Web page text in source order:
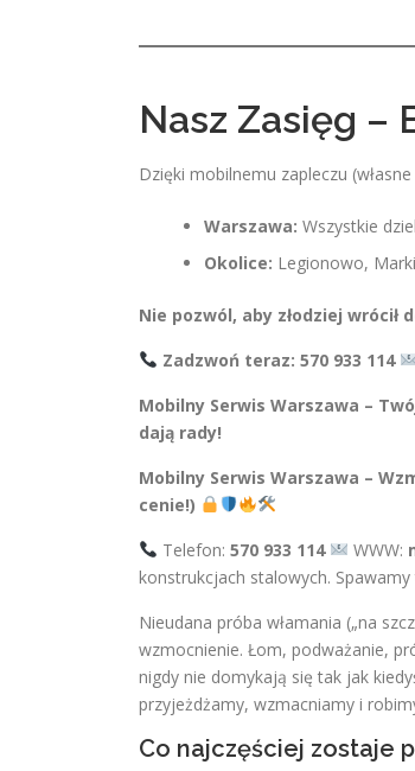
Nasz Zasięg –
Dzięki mobilnemu zapleczu
Warszawa: Wszystkie
Okolice: Legionowo,
Nie pozwól, aby złodziej
Zadzwoń teraz: 570 933 114
Mobilny Serwis Warszawa –
dają rady!
Mobilny Serwis Warszawa –
cenie!)
Telefon: 570 933 114 WWW:
konstrukcjach stalowych.
Nieudana próba włamania („na
wzmocnienie. Łom, podważanie,
nigdy nie domykają się tak jak
przyjeżdżamy, wzmacniamy i
Co najczęściej zostaje